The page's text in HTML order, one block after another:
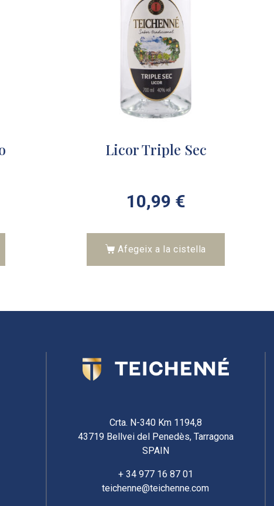
Licor Triple Sec
10,99 €
Afegeix a la cistella
Crta. N-340 Km 1194,8
43719 Bellvei del Penedès, Tarragona
SPAIN
+ 34 977 16 87 01
teichenne@teichenne.com